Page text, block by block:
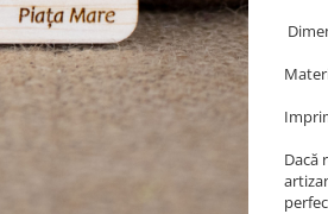
Dacă